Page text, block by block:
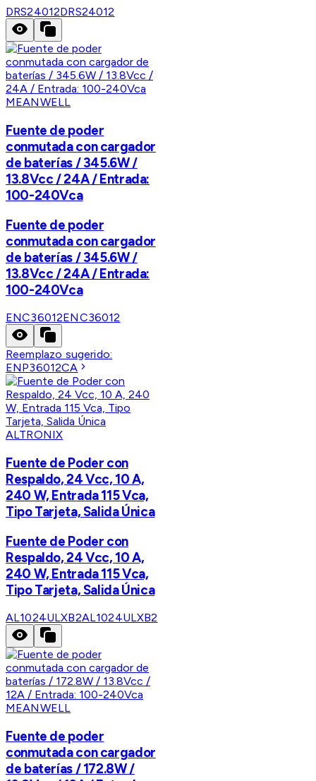
DRS24012DRS24012
MEANWELL
Fuente de poder
conmutada con cargador
de baterías / 345.6W /
13.8Vcc / 24A / Entrada:
100-240Vca
Fuente de poder
conmutada con cargador
de baterías / 345.6W /
13.8Vcc / 24A / Entrada:
100-240Vca
ENC36012ENC36012
Reemplazo sugerido:
ENP36012CA
ALTRONIX
Fuente de Poder con
Respaldo, 24 Vcc, 10 A,
240 W, Entrada 115 Vca,
Tipo Tarjeta, Salida Única
Fuente de Poder con
Respaldo, 24 Vcc, 10 A,
240 W, Entrada 115 Vca,
Tipo Tarjeta, Salida Única
AL1024ULXB2AL1024ULXB2
MEANWELL
Fuente de poder
conmutada con cargador
de baterías / 172.8W /